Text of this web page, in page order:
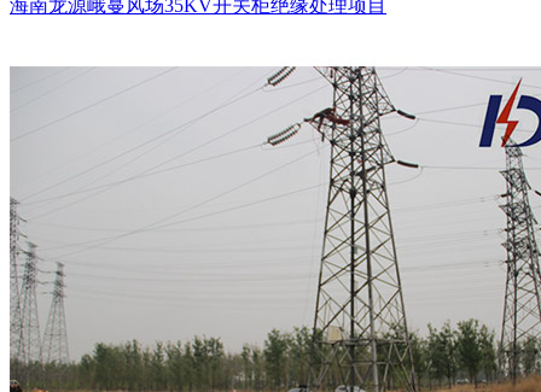
海南龙源峨蔓风场35KV开关柜绝缘处理项目